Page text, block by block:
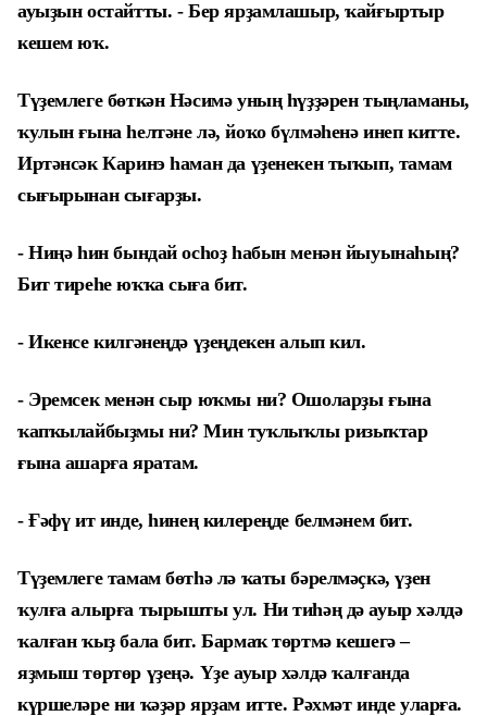
ауыҙын остайтты. - Бер ярҙамлашыр, ҡайғыртыр
кешем юҡ.
Түҙемлеге бөткән Нәсимә уның һүҙҙәрен тыңламаны,
ҡулын ғына һелтәне лә, йоҡо бүлмәһенә инеп китте.
Иртәнсәк Каринэ һаман да үҙенекен тыҡып, тамам
сығырынан сығарҙы.
- Ниңә һин бындай осһоҙ һабын менән йыуынаһың?
Бит тиреһе юҡҡа сыға бит.
- Икенсе килгәнеңдә үҙеңдекен алып кил.
- Эремсек менән сыр юҡмы ни? Ошоларҙы ғына
ҡапҡылайбыҙмы ни? Мин туҡлыҡлы ризыҡтар
ғына ашарға яратам.
- Ғәфү ит инде, һинең килереңде белмәнем бит.
Түҙемлеге тамам бөтһә лә ҡаты бәрелмәҫкә, үҙен
ҡулға алырға тырышты ул. Ни тиһәң дә ауыр хәлдә
ҡалған ҡыҙ бала бит. Бармаҡ төртмә кешегә –
яҙмыш төртөр үҙеңә. Үҙе ауыр хәлдә ҡалғанда
күршеләре ни ҡәҙәр ярҙам итте. Рәхмәт инде уларға.